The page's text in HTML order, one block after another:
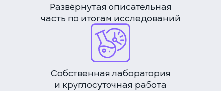
Развёрнутая описательная
часть по итогам исследований
Собственная лаборатория
и круглосуточная работа
ЕДИНАЯ СПРАВОЧНАЯ (КРУГЛОСУТОЧНО)